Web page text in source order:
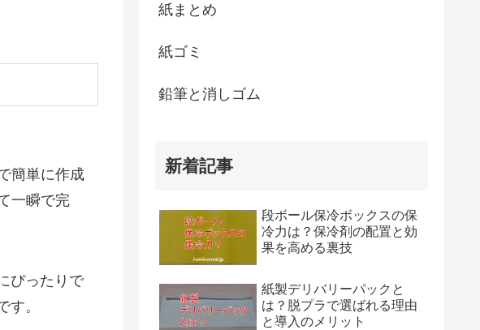
簡単に作成
一瞬で完
ぴったりで
。
紙まとめ
紙ゴミ
鉛筆と消しゴム
新着記事
段ボール保冷ボックスの保
冷力は？保冷剤の配置と効
果を高める裏技
紙製デリバリーパックと
は？脱プラで選ばれる理由
と導入のメリット